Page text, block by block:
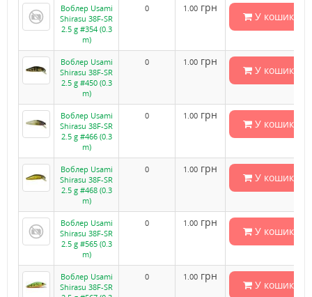
Воблер Usami
Shirasu 38F-SR
2.5 g #354 (0.3
m)
0 1.00 грн
У кошик
Воблер Usami
Shirasu 38F-SR
2.5 g #450 (0.3
m)
0 1.00 грн
У кошик
Воблер Usami
Shirasu 38F-SR
2.5 g #466 (0.3
m)
0 1.00 грн
У кошик
Воблер Usami
Shirasu 38F-SR
2.5 g #468 (0.3
m)
0 1.00 грн
У кошик
Воблер Usami
Shirasu 38F-SR
2.5 g #565 (0.3
m)
0 1.00 грн
У кошик
Воблер Usami
Shirasu 38F-SR
0 1.00 грн
У кошик